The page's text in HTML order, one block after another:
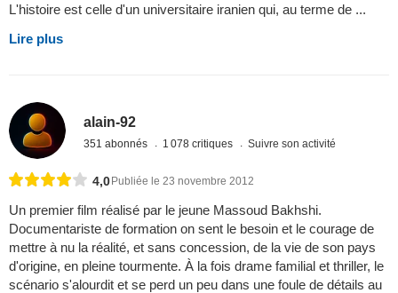
L'histoire est celle d'un universitaire iranien qui, au terme de ...
Lire plus
alain-92
351 abonnés 1 078 critiques Suivre son activité
4,0Publiée le 23 novembre 2012
Un premier film réalisé par le jeune Massoud Bakhshi.
Documentariste de formation on sent le besoin et le courage de
mettre à nu la réalité, et sans concession, de la vie de son pays
d'origine, en pleine tourmente. À la fois drame familial et thriller, le
scénario s'alourdit et se perd un peu dans une foule de détails au